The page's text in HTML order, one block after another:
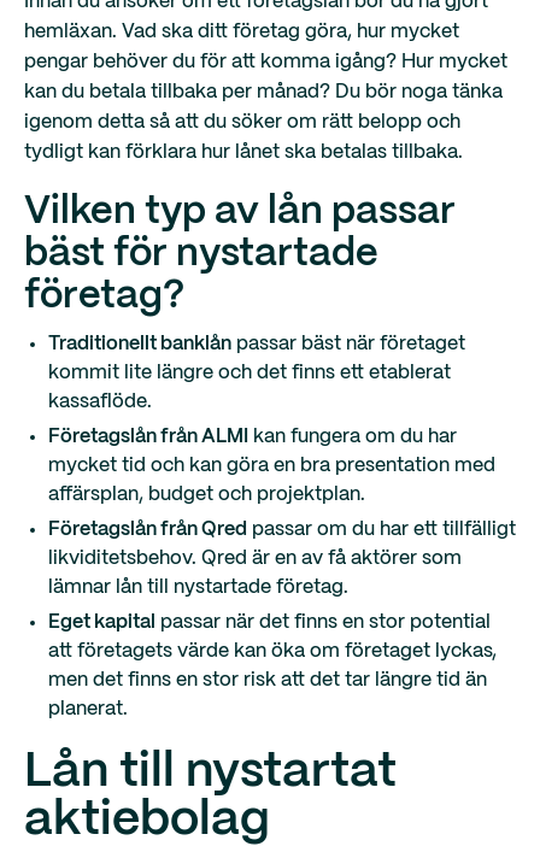
hemläxan. Vad ska ditt företag göra, hur mycket
pengar behöver du för att komma igång? Hur mycket
kan du betala tillbaka per månad? Du bör noga tänka
igenom detta så att du söker om rätt belopp och
tydligt kan förklara hur lånet ska betalas tillbaka.
Vilken typ av lån passar
bäst för nystartade
företag?
Traditionellt banklån passar bäst när företaget
kommit lite längre och det finns ett etablerat
kassaflöde.
Företagslån från ALMI
kan fungera om du har
mycket tid och kan göra en bra presentation med
affärsplan, budget och projektplan.
Företagslån från Qred passar om du har ett tillfälligt
likviditetsbehov. Qred är en av få aktörer som
lämnar lån till nystartade företag.
Eget kapital passar när det finns en stor potential
att företagets värde kan öka om företaget lyckas,
men det finns en stor risk att det tar längre tid än
planerat.
Lån till nystartat
aktiebolag